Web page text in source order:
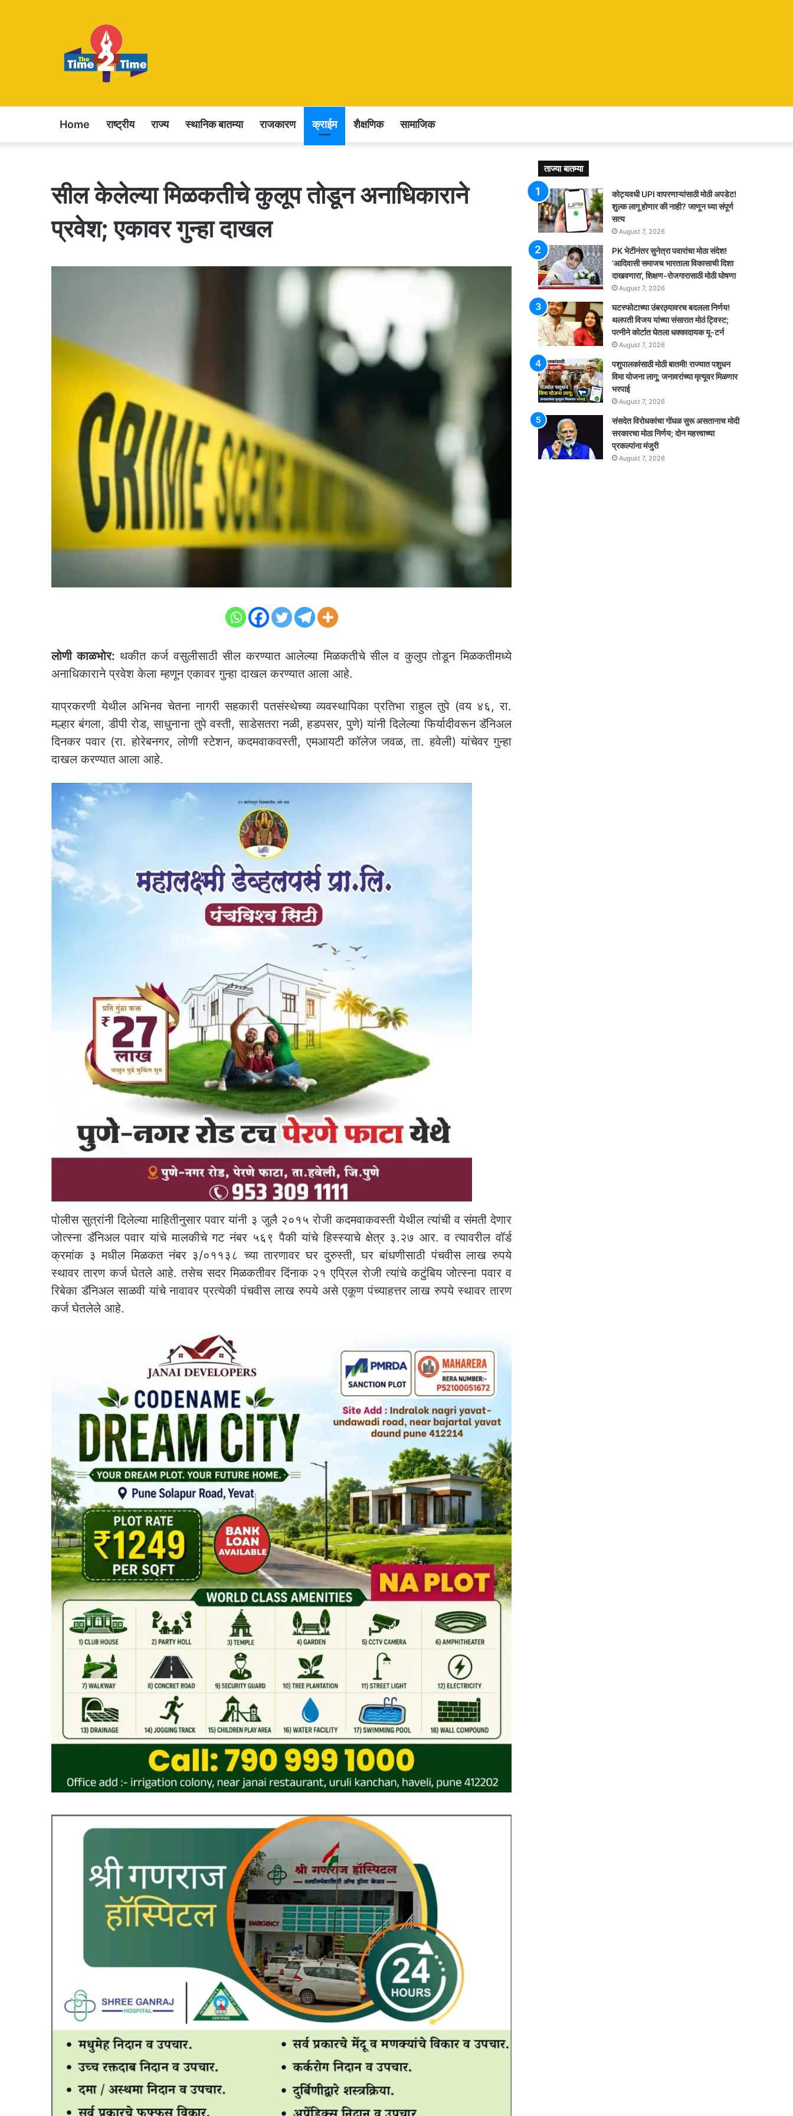
Home राष्ट्रीय राज्य स्थानिक बातम्या राजकारण क्राईम शैक्षणिक सामाजिक
सील केलेल्या मिळकतीचे कुलूप तोडून अनाधिकाराने
प्रवेश; एकावर गुन्हा दाखल
लोणी काळभोर: थकीत कर्ज वसुलीसाठी सील करण्यात आलेल्या मिळकतीचे सील व कुलुप तोडून मिळकतीमध्ये
अनाधिकाराने प्रवेश केला म्हणून एकावर गुन्हा दाखल करण्यात आला आहे.
याप्रकरणी येथील अभिनव चेतना नागरी सहकारी पतसंस्थेच्या व्यवस्थापिका प्रतिभा राहुल तुपे (वय ४६, रा.
मल्हार बंगला, डीपी रोड, साधुनाना तुपे वस्ती, साडेसतरा नळी, हडपसर, पुणे) यांनी दिलेल्या फिर्यादीवरून डॅनिअल
दिनकर पवार (रा. होरेबनगर, लोणी स्टेशन, कदमवाकवस्ती, एमआयटी कॉलेज जवळ, ता. हवेली) यांचेवर गुन्हा
दाखल करण्यात आला आहे.
पोलीस सुत्रांनी दिलेल्या माहितीनुसार पवार यांनी ३ जुलै २०१५ रोजी कदमवाकवस्ती येथील त्यांची व संमती देणार
जोत्स्ना डॅनिअल पवार यांचे मालकीचे गट नंबर ५६९ पैकी यांचे हिस्स्याचे क्षेत्र ३.२७ आर. व त्यावरील वॉर्ड
क्रमांक ३ मधील मिळकत नंबर ३/०११३८ च्या तारणावर घर दुरुस्ती, घर बांधणीसाठी पंचवीस लाख रुपये
स्थावर तारण कर्ज घेतले आहे. तसेच सदर मिळकतीवर दिंनाक २१ एप्रिल रोजी त्यांचे कटुंबिय जोत्स्ना पवार व
रिबेका डॅनिअल साळवी यांचे नावावर प्रत्येकी पंचवीस लाख रुपये असे एकूण पंच्याहत्तर लाख रुपये स्थावर तारण
कर्ज घेतलेले आहे.
ताज्या बातम्या
कोट्यवधी UPI वापरणाऱ्यांसाठी मोठी अपडेट!
शुल्क लागू होणार की नाही? जाणून घ्या संपूर्ण
सत्य
August 7, 2026
PK भेटीनंतर सुनेत्रा पवारांचा मोठा संदेश!
‘आदिवासी समाजच भारताला विकासाची दिशा
दाखवणारा’, शिक्षण-रोजगारासाठी मोठी घोषणा
August 7, 2026
घटस्फोटाच्या उंबरठ्यावरच बदलला निर्णय!
थलपती विजय यांच्या संसारात मोठं ट्विस्ट;
पत्नीने कोर्टात घेतला धक्कादायक यू-टर्न
August 7, 2026
पशुपालकांसाठी मोठी बातमी! राज्यात पशुधन
विमा योजना लागू; जनावरांच्या मृत्यूवर मिळणार
भरपाई
August 7, 2026
संसदेत विरोधकांचा गोंधळ सुरू असतानाच मोदी
सरकारचा मोठा निर्णय; दोन महत्त्वाच्या
प्रकल्पांना मंजुरी
August 7, 2026